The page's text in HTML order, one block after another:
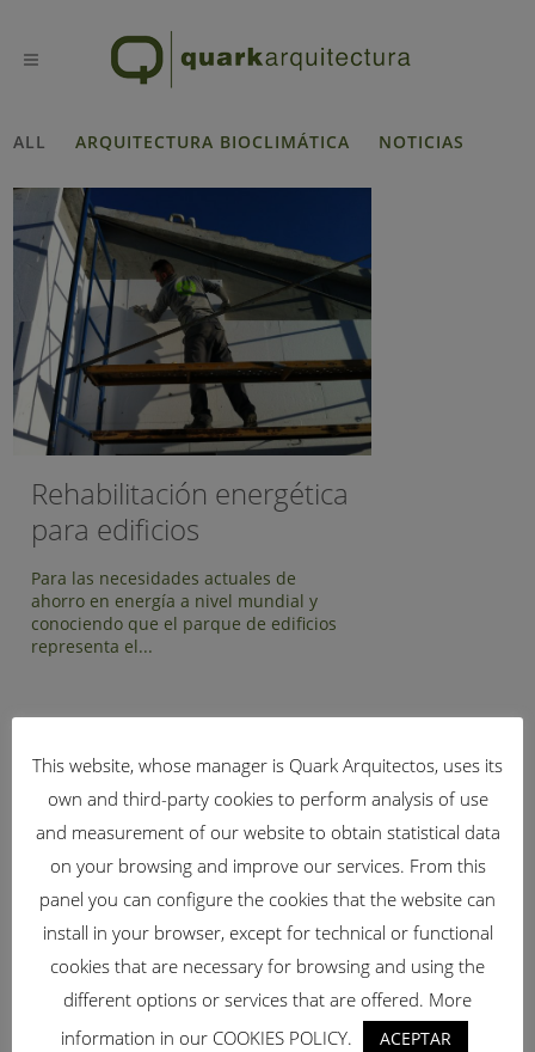
ALL ARQUITECTURA BIOCLIMÁTICA NOTICIAS
Rehabilitación energética
para edificios
Para las necesidades actuales de
ahorro en energía a nivel mundial y
conociendo que el parque de edificios
representa el...
if (!isset($bridge_qode_blog_page_range)) {
$bridge_qode_blog_page_range = 0; // valor por defecto
20251002 }
BUSCAR
CATEGORÍAS
This website, whose manager is Quark Arquitectos, uses its
own and third-party cookies to perform analysis of use
and measurement of our website to obtain statistical data
on your browsing and improve our services. From this
panel you can configure the cookies that the website can
install in your browser, except for technical or functional
cookies that are necessary for browsing and using the
different options or services that are offered. More
information in our COOKIES POLICY.
ACEPTAR